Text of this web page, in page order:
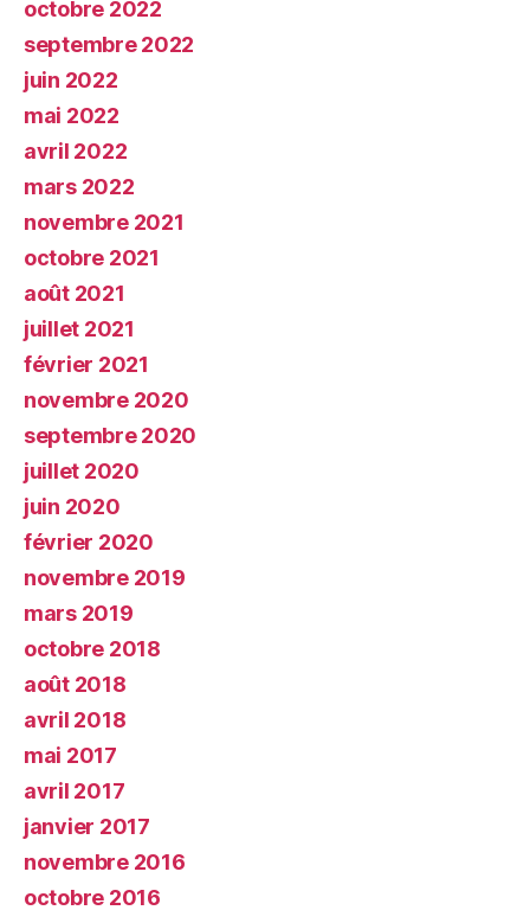
octobre 2022
septembre 2022
juin 2022
mai 2022
avril 2022
mars 2022
novembre 2021
octobre 2021
août 2021
juillet 2021
février 2021
novembre 2020
septembre 2020
juillet 2020
juin 2020
février 2020
novembre 2019
mars 2019
octobre 2018
août 2018
avril 2018
mai 2017
avril 2017
janvier 2017
novembre 2016
octobre 2016